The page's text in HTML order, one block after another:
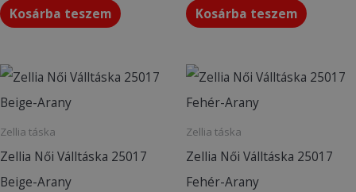
Kosárba teszem Kosárba teszem
Zellia táska
Zellia Női Válltáska 25017
Beige-Arany
Zellia táska
Zellia Női Válltáska 25017
Fehér-Arany